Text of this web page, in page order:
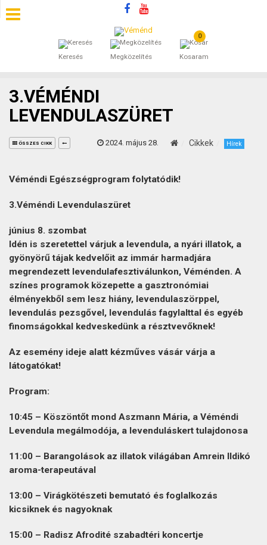
Keresés Megközelítés
0
Kosaram
SZÁLLÁSOK
ÁLTALÁNOS SZERZŐDÉSI FELTÉTELEK
KINCSES BARANYA VÉMÉND
3.VÉMÉNDI
LEVENDULASZÜRET
ÖSSZES CIKK 2024. május 28. Cikkek Hírek
Véméndi Egészségprogram folytatódik!
3.Véméndi Levendulaszüret
június 8. szombat
Idén is szeretettel várjuk a levendula, a nyári illatok, a
gyönyörű tájak kedvelőit az immár harmadjára
megrendezett levendulafesztiválunkon, Véménden. A
színes programok közepette a gasztronómiai
élményekből sem lesz hiány, levendulaszörppel,
levendulás pezsgővel, levendulás fagylalttal és egyéb
finomságokkal kedveskedünk a résztvevőknek!
Az esemény ideje alatt kézműves vásár várja a
látogatókat!
Program:
10:45 – Köszöntőt mond Aszmann Mária, a Véméndi
Levendula megálmodója, a levenduláskert tulajdonosa
11:00 – Barangolások az illatok világában Amrein Ildikó
aroma-terapeutával
13:00 – Virágkötészeti bemutató és foglalkozás
kicsiknek és nagyoknak
15:00 – Radisz Afrodité szabadtéri koncertje